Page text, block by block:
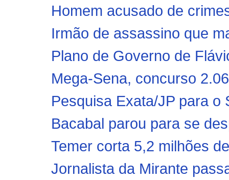
Homem acusado de
Irmão de assassino que
Plano de Governo de
Mega-Sena, concurso
Pesquisa Exata/JP para o
Bacabal parou para se
Temer corta 5,2 milhões
Jornalista da Mirante